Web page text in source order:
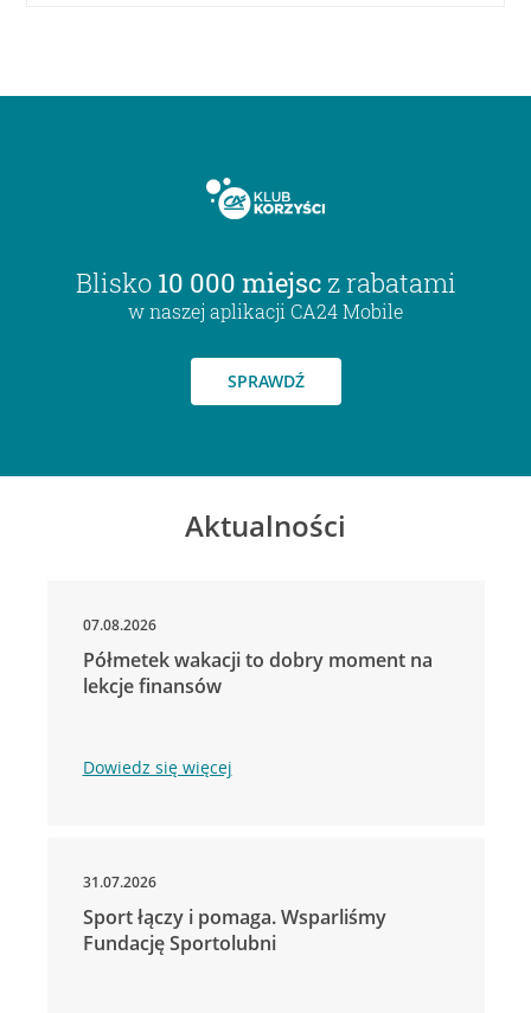
Blisko 10 000 miejsc z rabatami
w naszej aplikacji CA24 Mobile
SPRAWDŹ
Aktualności
07.08.2026
Półmetek wakacji to dobry moment na
lekcje finansów
Dowiedz się więcej
31.07.2026
Sport łączy i pomaga. Wsparliśmy
Fundację Sportolubni